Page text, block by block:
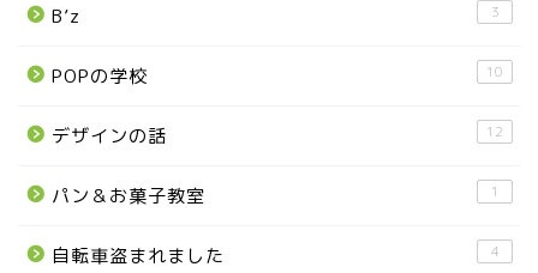
B’z 3
POPの学校 10
デザインの話 12
パン＆お菓子教室 1
自転車盗まれました 4